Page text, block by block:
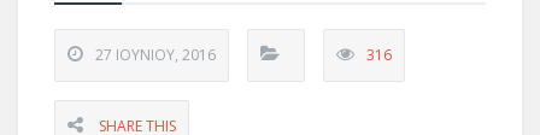
27 ΙΟΥΝΊΟΥ, 2016 316
SHARE THIS